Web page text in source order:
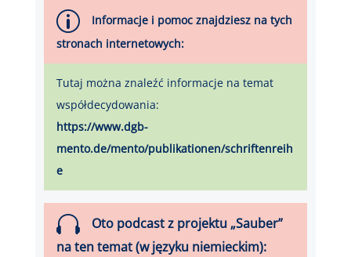
p
Informacje i pomoc znajdziesz na tych
stronach internetowych:
Tutaj można znaleźć informacje na temat
współdecydowania:
https://www.dgb-
mento.de/mento/publikationen/schriftenreih
e

Oto podcast z projektu „Sauber”
na ten temat (w języku niemieckim):